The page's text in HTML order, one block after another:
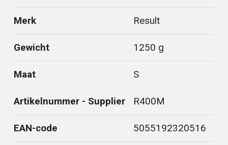
Merk Result
Gewicht 1250 g
Maat S
Artikelnummer - Supplier R400M
EAN-code 5055192320516